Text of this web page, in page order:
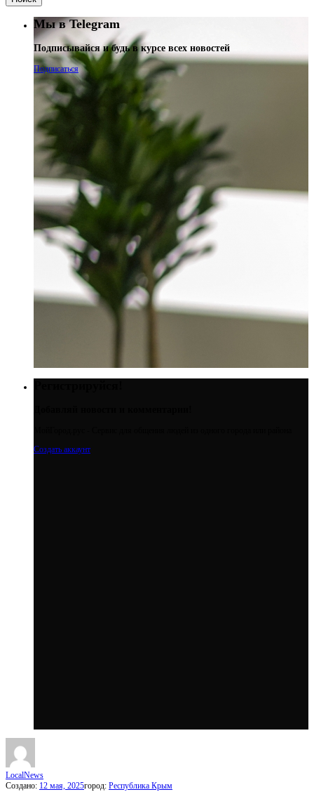
Мы в Telegram
Подписывайся и будь в курсе всех новостей
Подписаться
Создать аккаунт
МойГород
Последний
Посты
LocalNews
Создано: 12 мая, 2025город: Республика Крым